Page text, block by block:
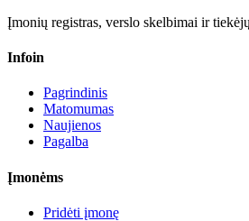
Įmonių registras, verslo skelbimai ir
Infoin
Pagrindinis
Matomumas
Naujienos
Pagalba
Įmonėms
Pridėti įmonę